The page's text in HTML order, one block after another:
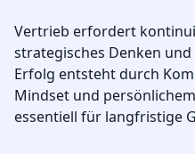
Vertrieb erfordert
strategisches Denken
Erfolg entsteht durch
Mindset und
essentiell für langfristige